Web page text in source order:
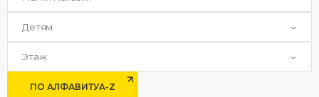
Детям
Этаж
ПО АЛФАВИТУA-Z